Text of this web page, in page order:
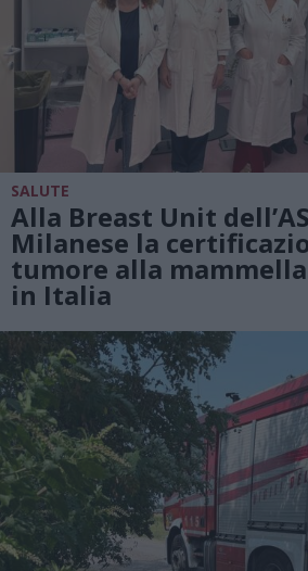
SALUTE
Alla Breast Unit
Milanese la
tumore alla
in Italia